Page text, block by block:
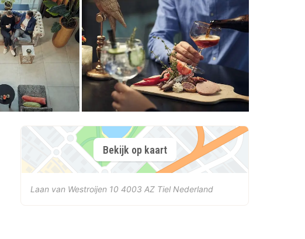
Bekijk op kaart
Laan van Westroijen 10 4003 AZ Tiel Nederland